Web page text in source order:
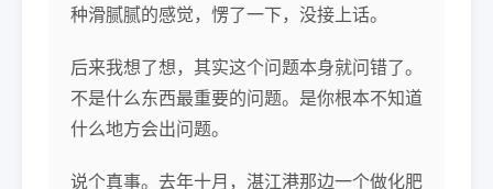
种滑腻腻的感觉，愣了一下，没接上话。
后来我想了想，其实这个问题本身就问错了。
不是什么东西最重要的问题。是你根本不知道
什么地方会出问题。
说个真事。去年十月，湛江港那边一个做化肥